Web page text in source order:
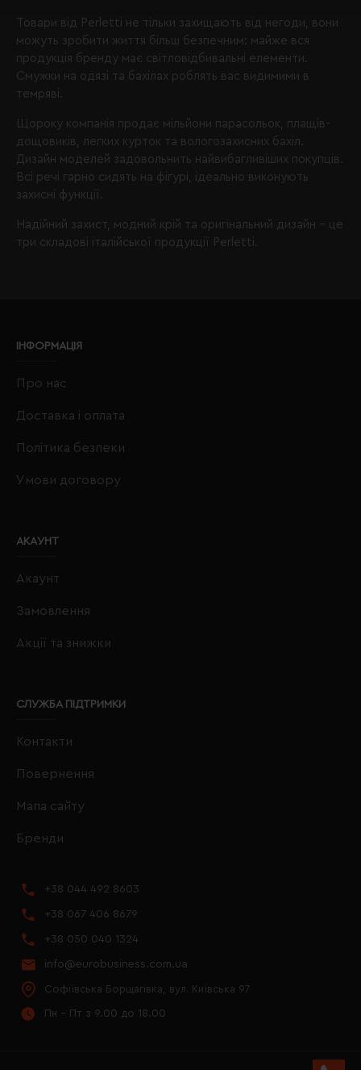
Товари від Perletti не тільки захищають від негоди, вони
можуть зробити життя більш безпечним: майже вся
продукція бренду має світловідбивальні елементи.
Смужки на одязі та бахілах роблять вас видимими в
темряві.
Щороку компанія продає мільйони парасольок, плащів-
дощовиків, легких курток та вологозахисних бахіл.
Дизайн моделей задовольнить найвибагливіших покупців.
Всі речі гарно сидять на фігурі, ідеально виконують
захисні функції.
Надійний захист, модний крій та оригінальний дизайн – це
три складові італійської продукції Perletti.
ІНФОРМАЦІЯ
Про нас
Доставка і оплата
Політика безпеки
Умови договору
АКАУНТ
Акаунт
Замовлення
Акції та знижки
СЛУЖБА ПІДТРИМКИ
Контакти
Повернення
Мапа сайту
Бренди
+38 044 492 8603
+38 067 406 8679
+38 050 040 1324
info@eurobusiness.com.ua
Софіївська Борщагівка, вул. Київська 97
Пн - Пт з 9.00 до 18.00